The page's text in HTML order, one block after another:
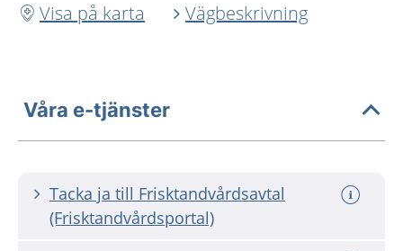
Visa på karta
Vägbeskrivning
Våra e-tjänster
Tacka ja till Frisktandvårdsavtal
(Frisktandvårdsportal)